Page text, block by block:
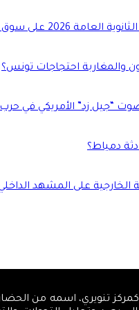
على سوق العمل المصري
والمغاربة احتجاجات تونس؟
“جيل زد” الأمريكي في حرب
دمياط؟
الخارجية على المشهد
مركز رع للدراسات في يناير